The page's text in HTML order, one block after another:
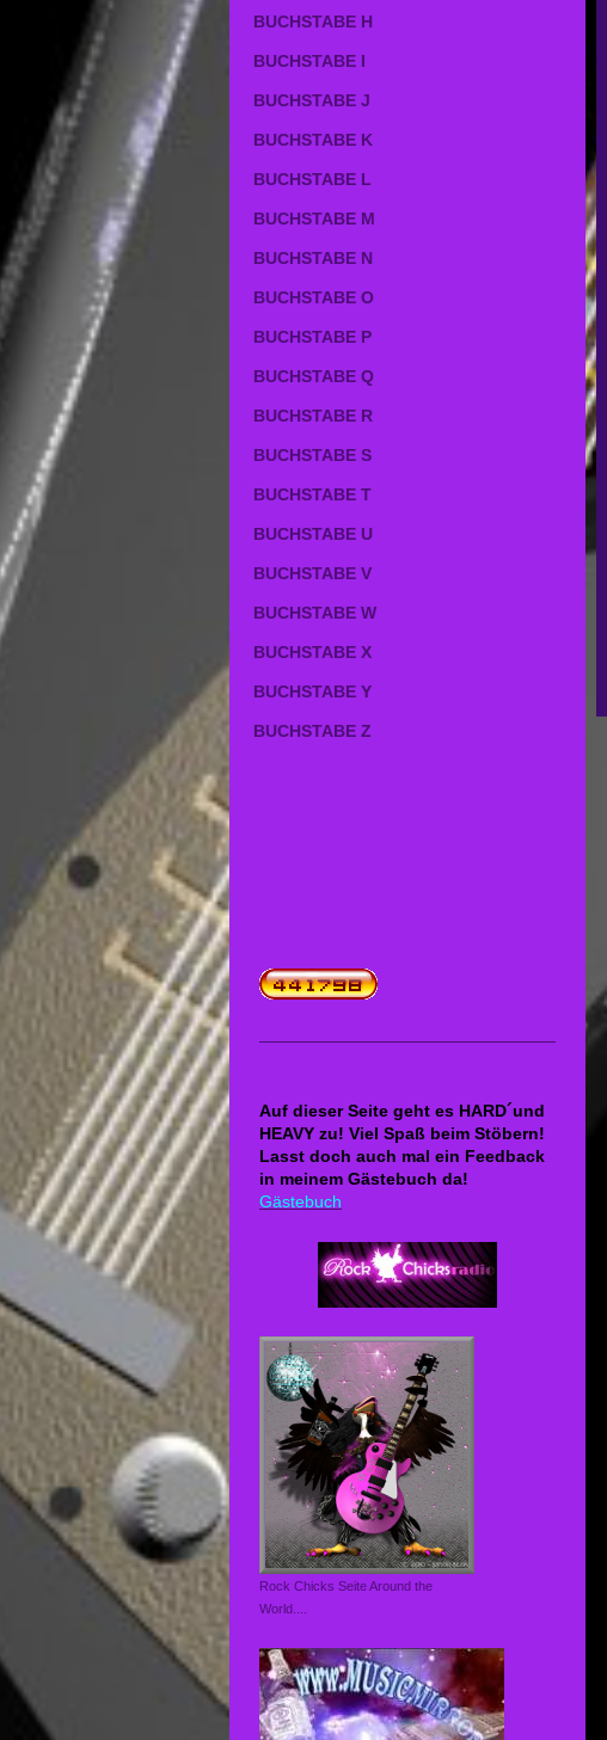
BUCHSTABE H
BUCHSTABE I
BUCHSTABE J
BUCHSTABE K
BUCHSTABE L
BUCHSTABE M
BUCHSTABE N
BUCHSTABE O
BUCHSTABE P
BUCHSTABE Q
BUCHSTABE R
BUCHSTABE S
BUCHSTABE T
BUCHSTABE U
BUCHSTABE V
BUCHSTABE W
BUCHSTABE X
BUCHSTABE Y
BUCHSTABE Z
Auf dieser Seite geht es HARD´und
HEAVY zu! Viel Spaß beim Stöbern!
Lasst doch auch mal ein Feedback
in meinem Gästebuch da!
Gästebuch
Rock Chicks Seite Around the
World....